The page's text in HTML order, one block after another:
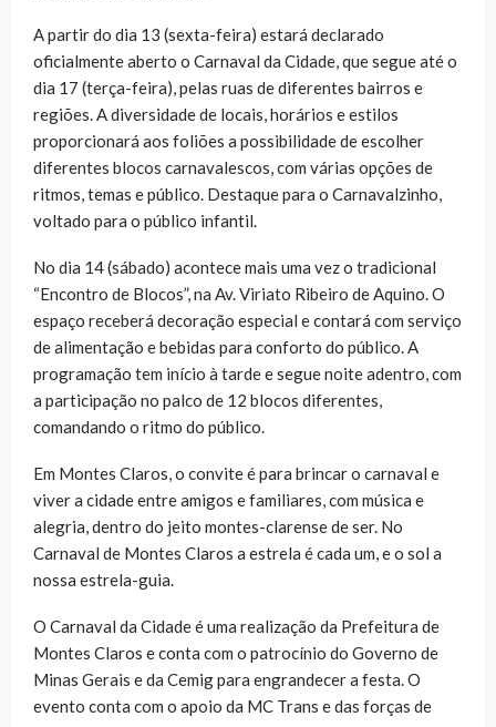
A partir do dia 13 (sexta-feira) estará declarado
oficialmente aberto o Carnaval da Cidade, que segue até o
dia 17 (terça-feira), pelas ruas de diferentes bairros e
regiões. A diversidade de locais, horários e estilos
proporcionará aos foliões a possibilidade de escolher
diferentes blocos carnavalescos, com várias opções de
ritmos, temas e público. Destaque para o Carnavalzinho,
voltado para o público infantil.
No dia 14 (sábado) acontece mais uma vez o tradicional
“Encontro de Blocos”, na Av. Viriato Ribeiro de Aquino. O
espaço receberá decoração especial e contará com serviço
de alimentação e bebidas para conforto do público. A
programação tem início à tarde e segue noite adentro, com
a participação no palco de 12 blocos diferentes,
comandando o ritmo do público.
Em Montes Claros, o convite é para brincar o carnaval e
viver a cidade entre amigos e familiares, com música e
alegria, dentro do jeito montes-clarense de ser. No
Carnaval de Montes Claros a estrela é cada um, e o sol a
nossa estrela-guia.
O Carnaval da Cidade é uma realização da Prefeitura de
Montes Claros e conta com o patrocínio do Governo de
Minas Gerais e da Cemig para engrandecer a festa. O
evento conta com o apoio da MC Trans e das forças de